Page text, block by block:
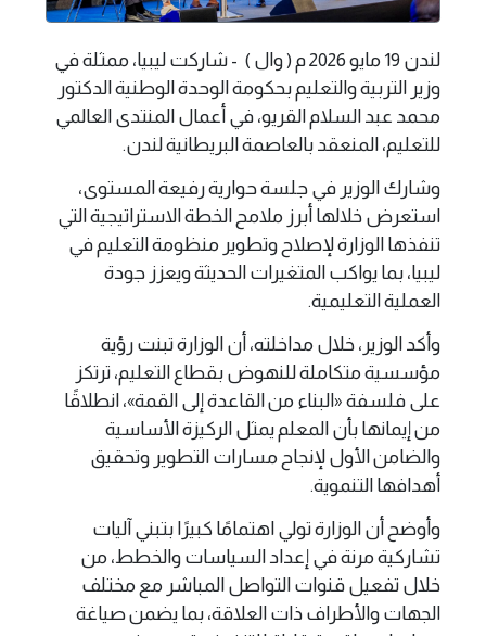
لندن 19 مايو 2026 م ( وال ) - شاركت ليبيا، ممثلة في
وزير التربية والتعليم بحكومة الوحدة الوطنية الدكتور
محمد عبد السلام القريو، في أعمال المنتدى العالمي
للتعليم، المنعقد بالعاصمة البريطانية لندن.
وشارك الوزير في جلسة حوارية رفيعة المستوى،
استعرض خلالها أبرز ملامح الخطة الاستراتيجية التي
تنفذها الوزارة لإصلاح وتطوير منظومة التعليم في
ليبيا، بما يواكب المتغيرات الحديثة ويعزز جودة
العملية التعليمية.
وأكد الوزير، خلال مداخلته، أن الوزارة تبنت رؤية
مؤسسية متكاملة للنهوض بقطاع التعليم، ترتكز
على فلسفة «البناء من القاعدة إلى القمة»، انطلاقًا
من إيمانها بأن المعلم يمثل الركيزة الأساسية
والضامن الأول لإنجاح مسارات التطوير وتحقيق
أهدافها التنموية.
وأوضح أن الوزارة تولي اهتمامًا كبيرًا بتبني آليات
تشاركية مرنة في إعداد السياسات والخطط، من
خلال تفعيل قنوات التواصل المباشر مع مختلف
الجهات والأطراف ذات العلاقة، بما يضمن صياغة